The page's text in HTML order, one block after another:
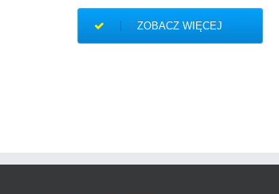
ZOBACZ WIĘCEJ